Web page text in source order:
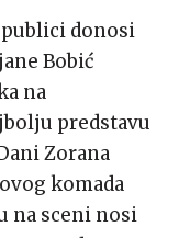
donosi
Bobić
na
predstavu
Zorana
komada
na sceni nosi